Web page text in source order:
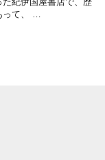
って、 …